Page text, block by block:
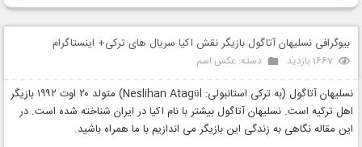
بیوگرافی نسلیهان آتاگول بازیگر نقش اکیا سریال های ترکی+ اینستاگرام
1667 بازدید دسته: عکس اسم
نسلیهان آتاگول (به ترکی استانبولی: Neslihan Atagül) متولد ۲۰ اوت ۱۹۹۲ بازیگر
اهل ترکیه است. نسلیهان آتاگول بیشتر با نام اکیا در ایران شناخته شده است. در
این مقاله نگاهی به زندگی این بازیگر می اندازیم با ما همراه باشید.